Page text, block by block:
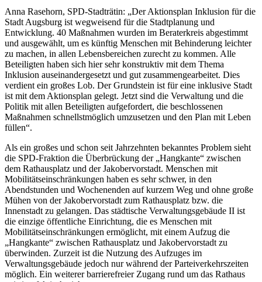
Anna Rasehorn, SPD-Stadträtin: „Der Aktionsplan Inklusion für die
Stadt Augsburg ist wegweisend für die Stadtplanung und
Entwicklung. 40 Maßnahmen wurden im Beraterkreis abgestimmt
und ausgewählt, um es künftig Menschen mit Behinderung leichter
zu machen, in allen Lebensbereichen zurecht zu kommen. Alle
Beteiligten haben sich hier sehr konstruktiv mit dem Thema
Inklusion auseinandergesetzt und gut zusammengearbeitet. Dies
verdient ein großes Lob. Der Grundstein ist für eine inklusive Stadt
ist mit dem Aktionsplan gelegt. Jetzt sind die Verwaltung und die
Politik mit allen Beteiligten aufgefordert, die beschlossenen
Maßnahmen schnellstmöglich umzusetzen und den Plan mit Leben
füllen“.
Als ein großes und schon seit Jahrzehnten bekanntes Problem sieht
die SPD-Fraktion die Überbrückung der „Hangkante“ zwischen
dem Rathausplatz und der Jakobervorstadt. Menschen mit
Mobilitätseinschränkungen haben es sehr schwer, in den
Abendstunden und Wochenenden auf kurzem Weg und ohne große
Mühen von der Jakobervorstadt zum Rathausplatz bzw. die
Innenstadt zu gelangen. Das städtische Verwaltungsgebäude II ist
die einzige öffentliche Einrichtung, die es Menschen mit
Mobilitätseinschränkungen ermöglicht, mit einem Aufzug die
„Hangkante“ zwischen Rathausplatz und Jakobervorstadt zu
überwinden. Zurzeit ist die Nutzung des Aufzuges im
Verwaltungsgebäude jedoch nur während der Parteiverkehrszeiten
möglich. Ein weiterer barrierefreier Zugang rund um das Rathaus